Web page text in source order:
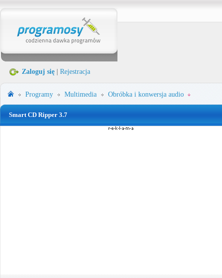
Zaloguj się Rejestracja
Programy Multimedia Obróbka i konwersja audio
Smart CD Ripper 3.7